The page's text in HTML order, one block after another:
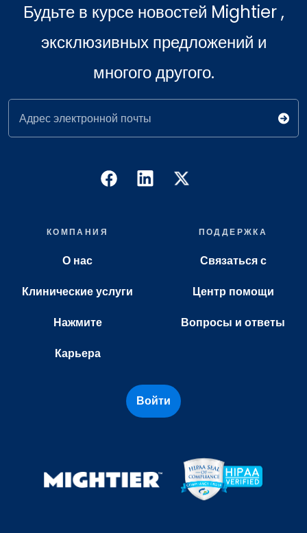
Будьте в курсе новостей Mightier ,
эксклюзивных предложений и
многого другого.
Адрес электронной почты
КОМПАНИЯ
О нас
Клинические услуги
Нажмите
Карьера
ПОДДЕРЖКА
Связаться с
Центр помощи
Вопросы и ответы
Войти